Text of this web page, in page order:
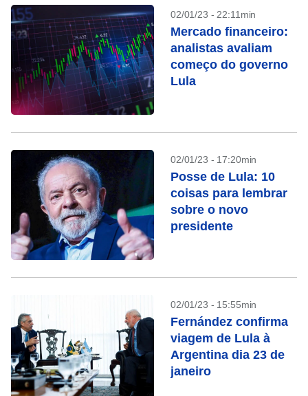
02/01/23 - 22:11min
Mercado financeiro:
analistas avaliam
começo do governo
Lula
02/01/23 - 17:20min
Posse de Lula: 10
coisas para lembrar
sobre o novo
presidente
02/01/23 - 15:55min
Fernández confirma
viagem de Lula à
Argentina dia 23 de
janeiro